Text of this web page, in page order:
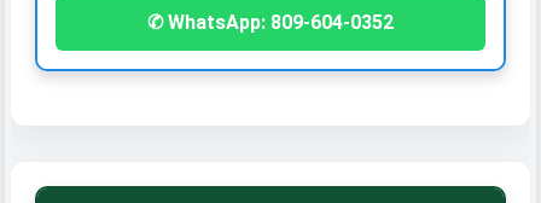
✆ WhatsApp: 809-604-0352